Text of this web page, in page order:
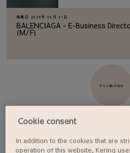
掲載日 2026年 08月 07日
BALENCIAGA - E-Business
(M/F)
さらに読み込む
ジョブアラートを設定
Cookie consent
In addition to the cookies that are
operation of this website, Kering